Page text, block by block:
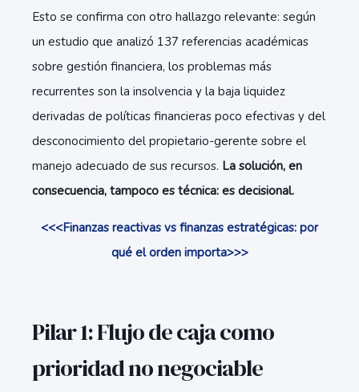
Esto se confirma con otro hallazgo relevante: según
un estudio que analizó 137 referencias académicas
sobre gestión financiera, los problemas más
recurrentes son la insolvencia y la baja liquidez
derivadas de políticas financieras poco efectivas y del
desconocimiento del propietario-gerente sobre el
manejo adecuado de sus recursos. La solución, en
consecuencia, tampoco es técnica: es decisional.
<<<Finanzas reactivas vs finanzas estratégicas: por
qué el orden importa>>>
Pilar 1: Flujo de caja como
prioridad no negociable